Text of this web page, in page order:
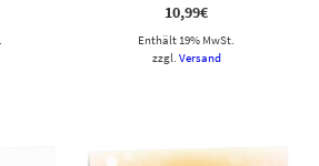
10,99€
Enthält 19% MwSt.
zzgl. Versand